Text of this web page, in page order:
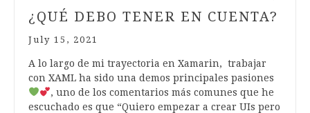
¿QUÉ DEBO TENER EN CUENTA?
July 15, 2021
A lo largo de mi trayectoria en Xamarin, trabajar
con XAML ha sido una demos principales pasiones
, uno de los comentarios más comunes que he
escuchado es que “Quiero empezar a crear UIs pero